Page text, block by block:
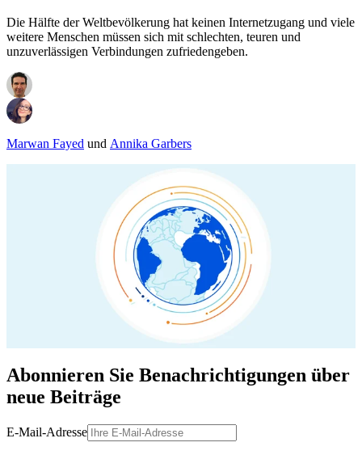
Die Hälfte der Weltbevölkerung hat keinen Internetzugang und viele
weitere Menschen müssen sich mit schlechten, teuren und
unzuverlässigen Verbindungen zufriedengeben.
Marwan Fayed und Annika Garbers
Abonnieren Sie Benachrichtigungen über
neue Beiträge
E-Mail-Adresse